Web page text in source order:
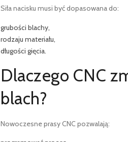
Siła nacisku musi być dopasowana do:
grubości blachy,
rodzaju materiału,
długości gięcia.
Dlaczego CNC
blach?
Nowoczesne prasy CNC pozwalają: